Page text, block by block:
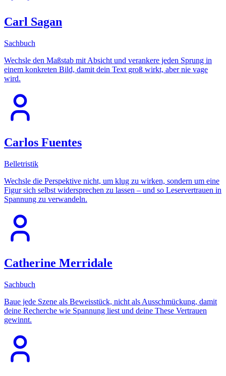
Carl Sagan
Sachbuch
Wechsle den Maßstab mit Absicht und verankere jeden Sprung in
einem konkreten Bild, damit dein Text groß wirkt, aber nie vage
wird.
Carlos Fuentes
Belletristik
Wechsle die Perspektive nicht, um klug zu wirken, sondern um eine
Figur sich selbst widersprechen zu lassen – und so Leservertrauen in
Spannung zu verwandeln.
Catherine Merridale
Sachbuch
Baue jede Szene als Beweisstück, nicht als Ausschmückung, damit
deine Recherche wie Spannung liest und deine These Vertrauen
gewinnt.